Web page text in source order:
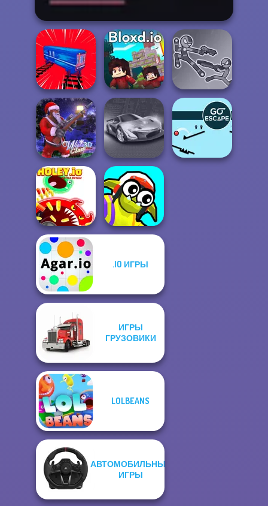
Train Drift Bloxd.io
Stick Duel: Battle
Winter Clash 3D Grand Cyber City
Holey.io Battle
Royale
Funny Blade &
.IO ИГРЫ
ИГРЫ
ГРУЗОВИКИ
LOLBEANS
АВТОМОБИЛЬНЫЕ
ИГРЫ